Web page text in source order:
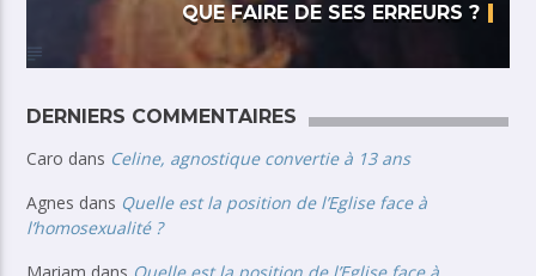
QUE FAIRE DE SES ERREURS ?
DERNIERS COMMENTAIRES
Caro dans Celine, agnostique convertie à 13 ans
Agnes dans Quelle est la position de l’Eglise face à
l’homosexualité ?